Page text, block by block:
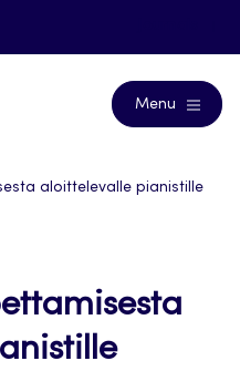
Menu
aloittelevalle pianistille